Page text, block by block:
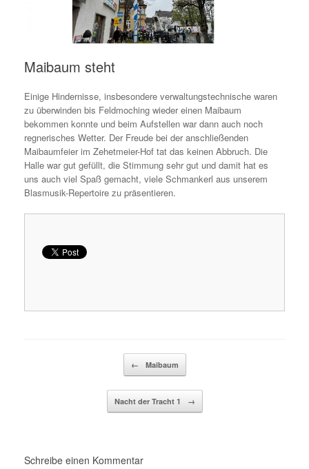
Maibaum steht
Einige Hindernisse, insbesondere verwaltungstechnische waren
zu überwinden bis Feldmoching wieder einen Maibaum
bekommen konnte und beim Aufstellen war dann auch noch
regnerisches Wetter. Der Freude bei der anschließenden
Maibaumfeier im Zehetmeier-Hof tat das keinen Abbruch. Die
Halle war gut gefüllt, die Stimmung sehr gut und damit hat es
uns auch viel Spaß gemacht, viele Schmankerl aus unserem
Blasmusik-Repertoire zu präsentieren.
← Maibaum
Nacht der Tracht 1 →
Schreibe einen Kommentar